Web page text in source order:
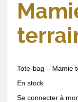
Tote-bag – Mamie
En stock
Se connecter à